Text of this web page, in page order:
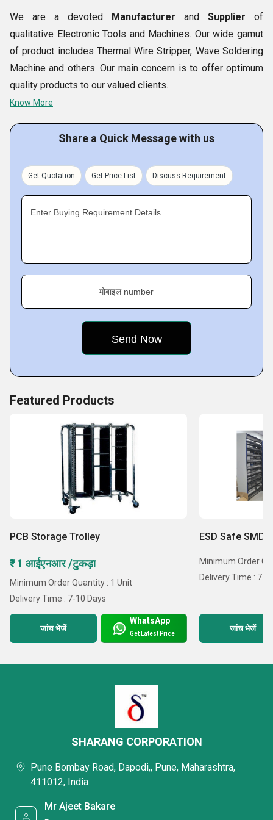
मानकों को पूरा करने के लिए उच्च गुणवत्ता वाले होते हैं। यह हमारे गुणवत्ता
वाले इलेक्ट्रॉनिक उपकरणों को कई इलेक्ट्रॉनिक अनुप्रयोगों में उपयोग
करने के लिए एकदम सही बनाता है।
We are a devoted Manufacturer and Supplier of
qualitative Electronic Tools and Machines. Our wide gamut
of product includes Thermal Wire Stripper, Wave Soldering
Machine and others. Our main concern is to offer optimum
quality products to our valued clients.
Know More
Share a Quick Message with us
Get Quotation Get Price List Discuss Requirement
Enter Buying Requirement Details
मोबाइल number
Featured Products
PCB Storage Trolley
₹ 1 आईएनआर /टुकड़ा
Minimum Order Quantity : 1 Unit
Delivery Time : 7-10 Days
जांच भेजें
WhatsApp
Get Latest Price
ESD Safe SMD
Minimum Order
Delivery Time : 7-
जांच भेजें
SHARANG CORPORATION
Pune Bombay Road, Dapodi,, Pune, Maharashtra,
411012, India
Mr Ajeet Bakare